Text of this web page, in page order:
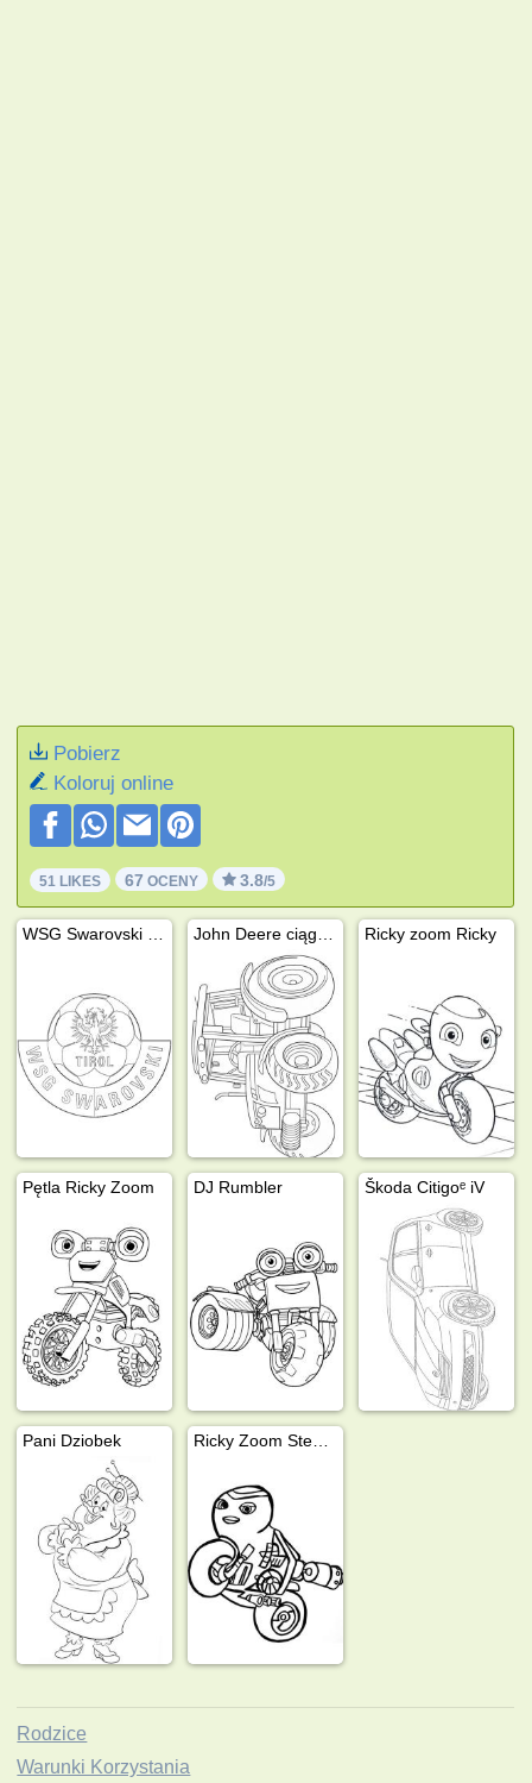
Pobierz
Koloruj online
51 LIKES 67 OCENY 3.8/5
Ricky zoom Ricky
Pętla Ricky Zoom DJ Rumbler Škoda Citigoᵉ iV
Pani Dziobek
Rodzice
Warunki Korzystania